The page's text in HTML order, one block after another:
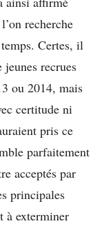
recherche
Certes, il
recrues
ou 2014, mais
certitude ni
pris ce
parfaitement
acceptés par
principales
à exterminer